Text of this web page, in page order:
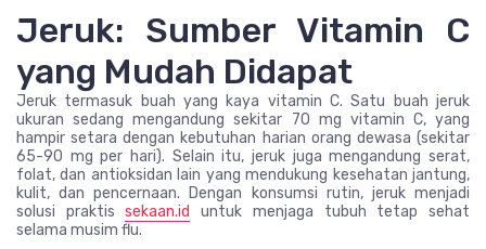
Jeruk: Sumber Vitamin C
yang Mudah Didapat
Jeruk termasuk buah yang kaya vitamin C. Satu buah jeruk
ukuran sedang mengandung sekitar 70 mg vitamin C, yang
hampir setara dengan kebutuhan harian orang dewasa (sekitar
65-90 mg per hari). Selain itu, jeruk juga mengandung serat,
folat, dan antioksidan lain yang mendukung kesehatan jantung,
kulit, dan pencernaan. Dengan konsumsi rutin, jeruk menjadi
solusi praktissekaan.id
untuk menjaga tubuh tetap sehat
selama musim flu.